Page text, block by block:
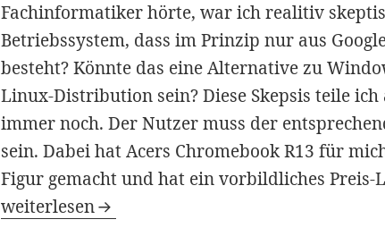
Fachinformatiker hörte, war ich realitiv
Betriebssystem, dass im Prinzip nur aus
besteht? Könnte das eine Alternative zu
Linux-Distribution sein? Diese Skepsis teile ich
immer noch. Der Nutzer muss der
sein. Dabei hat Acers Chromebook R13 für
Figur gemacht und hat ein vorbildliches Preis-
Acer Chromebook R13 im Test: Lohnt sich das
weiterlesen